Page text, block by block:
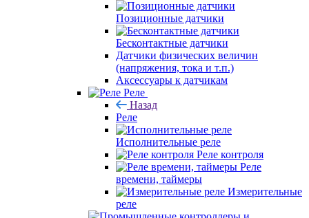
Позиционные датчики
Бесконтактные датчики
Датчики физических величин
(напряжения, тока и т.п.)
Аксессуары к датчикам
Реле
Назад
Реле
Исполнительные реле
Реле контроля
Реле
времени, таймеры
Измерительные
реле